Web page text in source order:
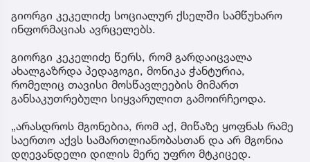
გიორგი კეკელიძე სოციალურ ქსელში სამწუხარო
ინფორმაციას ავრცელებს.
გიორგი კეკელიძე წერს, რომ გარდაიცვალა
ახალგაზრდა პედაგოგი, მონიკა ჭანტურია,
რომელიც თავისი მოსწავლეების მიმართ
განსაკუთრებული სიყვარულით გამოირჩეოდა.
„არასდროს მგონებია, რომ აქ, მიწაზე ყოფნას რამე
საერთო აქვს სამართლიანობასთან და არ მგონია
დღევანდელი დილის მერე უფრო მტკიცედ.